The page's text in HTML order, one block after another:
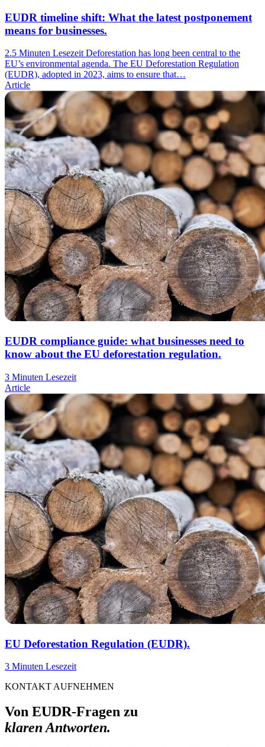
EUDR timeline shift: What the latest postponement
means for businesses.
2.5 Minuten Lesezeit Deforestation has long been central to the
EU’s environmental agenda. The EU Deforestation Regulation
(EUDR), adopted in 2023, aims to ensure that…
Article
EUDR compliance guide: what businesses need to
know about the EU deforestation regulation.
3 Minuten Lesezeit
Article
EU Deforestation Regulation (EUDR).
3 Minuten Lesezeit
KONTAKT AUFNEHMEN
Von EUDR-Fragen zu
klaren Antworten.